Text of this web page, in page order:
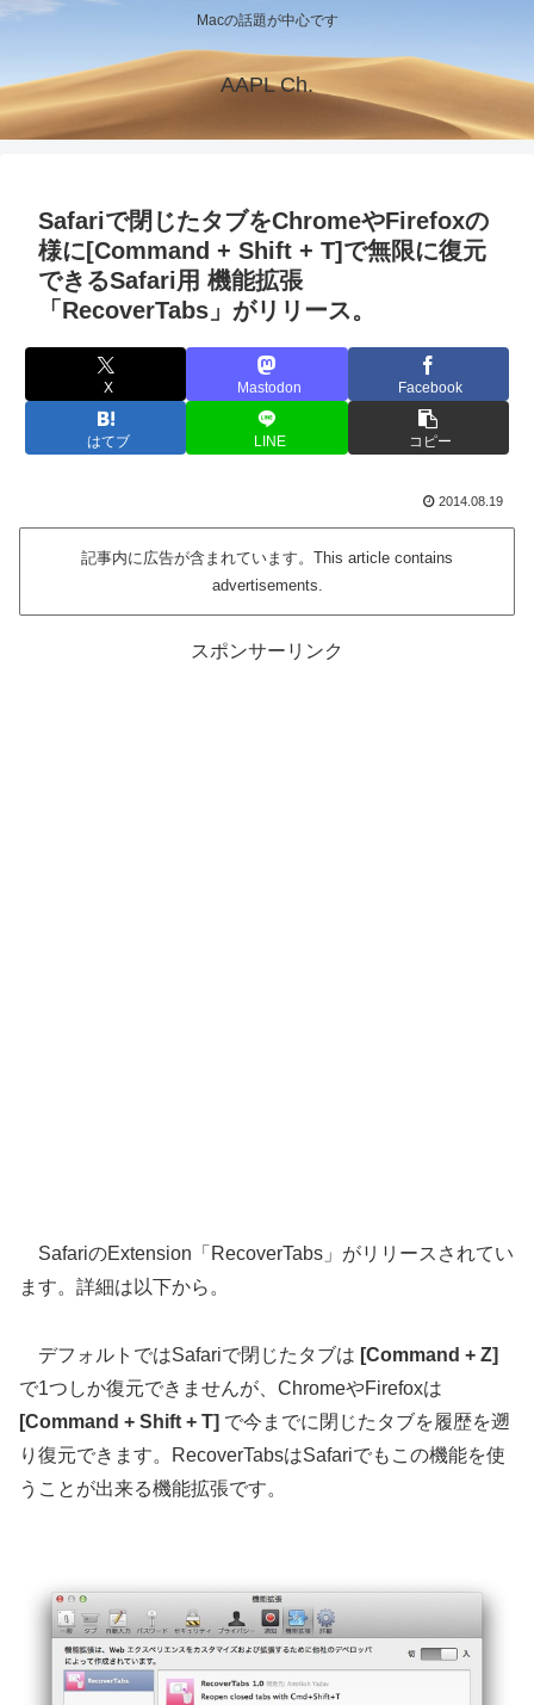
Macの話題が中心です
AAPL Ch.
Safariで閉じたタブをChromeやFirefoxの
様に[Command + Shift + T]で無限に復元
できるSafari用 機能拡張
「RecoverTabs」がリリース。
X Mastodon Facebook
はてブ LINE コピー
2014.08.19
記事内に広告が含まれています。This article contains
advertisements.
スポンサーリンク
SafariのExtension「RecoverTabs」がリリースされてい
ます。詳細は以下から。
デフォルトではSafariで閉じたタブは [Command + Z]
で1つしか復元できませんが、ChromeやFirefoxは
[Command + Shift + T] で今までに閉じたタブを履歴を遡
り復元できます。RecoverTabsはSafariでもこの機能を使
うことが出来る機能拡張です。